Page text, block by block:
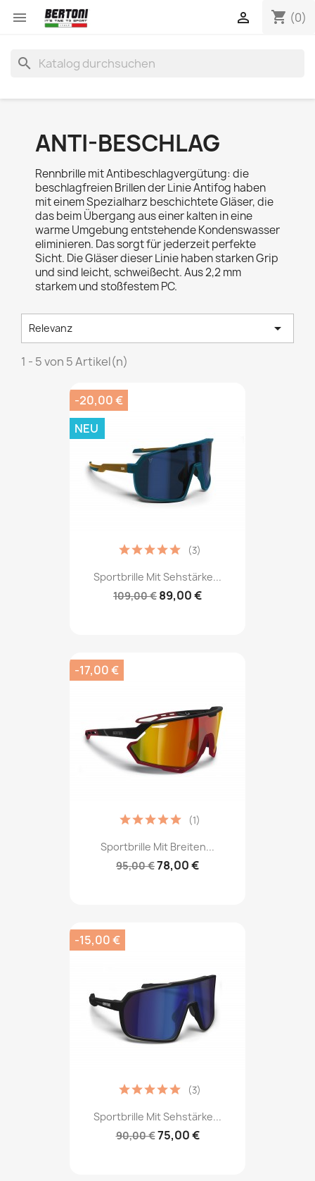
 shopping_cart (0)

search
ANTI-BESCHLAG
Rennbrille mit Antibeschlagvergütung: die
beschlagfreien Brillen der Linie Antifog haben
mit einem Spezialharz beschichtete Gläser, die
das beim Übergang aus einer kalten in eine
warme Umgebung entstehende Kondenswasser
eliminieren. Das sorgt für jederzeit perfekte
Sicht. Die Gläser dieser Linie haben starken Grip
und sind leicht, schweißecht. Aus 2,2 mm
starkem und stoßfestem PC.
Relevanz 
1 - 5 von 5 Artikel(n)
Sportbrille Mit Sehstärke...
109,00 € 89,00 €
(3)
-20,00 €
NEU
Sportbrille Mit Breiten...
95,00 €78,00 €
(1)
-17,00 €
Sportbrille Mit Sehstärke...
90,00 €75,00 €
(3)
-15,00 €